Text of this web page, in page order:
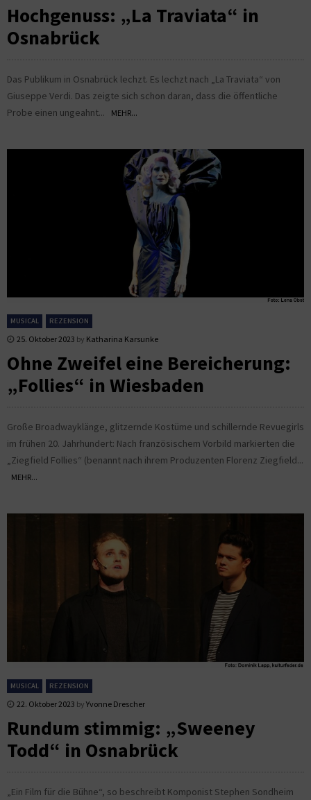
Hochgenuss: „La Traviata“ in
Osnabrück
Das Publikum in Osnabrück lechzt. Es lechzt nach „La Traviata“ von
Giuseppe Verdi. Das zeigte sich schon daran, dass die öffentliche
Probe einen ungeahnt...
MEHR...
MUSICAL REZENSION
25. Oktober 2023 by Katharina Karsunke
Ohne Zweifel eine Bereicherung:
„Follies“ in Wiesbaden
Große Broadwayklänge, glitzernde Kostüme und schillernde Revuegirls
im frühen 20. Jahrhundert: Nach französischem Vorbild markierten die
„Ziegfield Follies“ (benannt nach ihrem Produzenten Florenz Ziegfield...
MEHR...
MUSICAL REZENSION
22. Oktober 2023 by Yvonne Drescher
Rundum stimmig: „Sweeney
Todd“ in Osnabrück
„Ein Film für die Bühne“, so beschreibt Komponist Stephen Sondheim